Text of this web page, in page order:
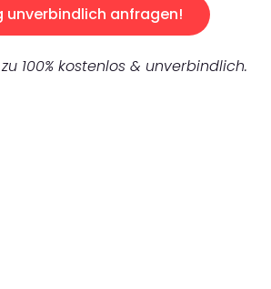
unverbindlich anfragen!
100% kostenlos & unverbindlich.